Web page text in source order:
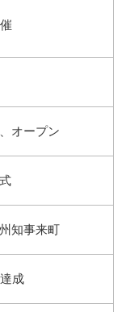
オープン
知事来町
成